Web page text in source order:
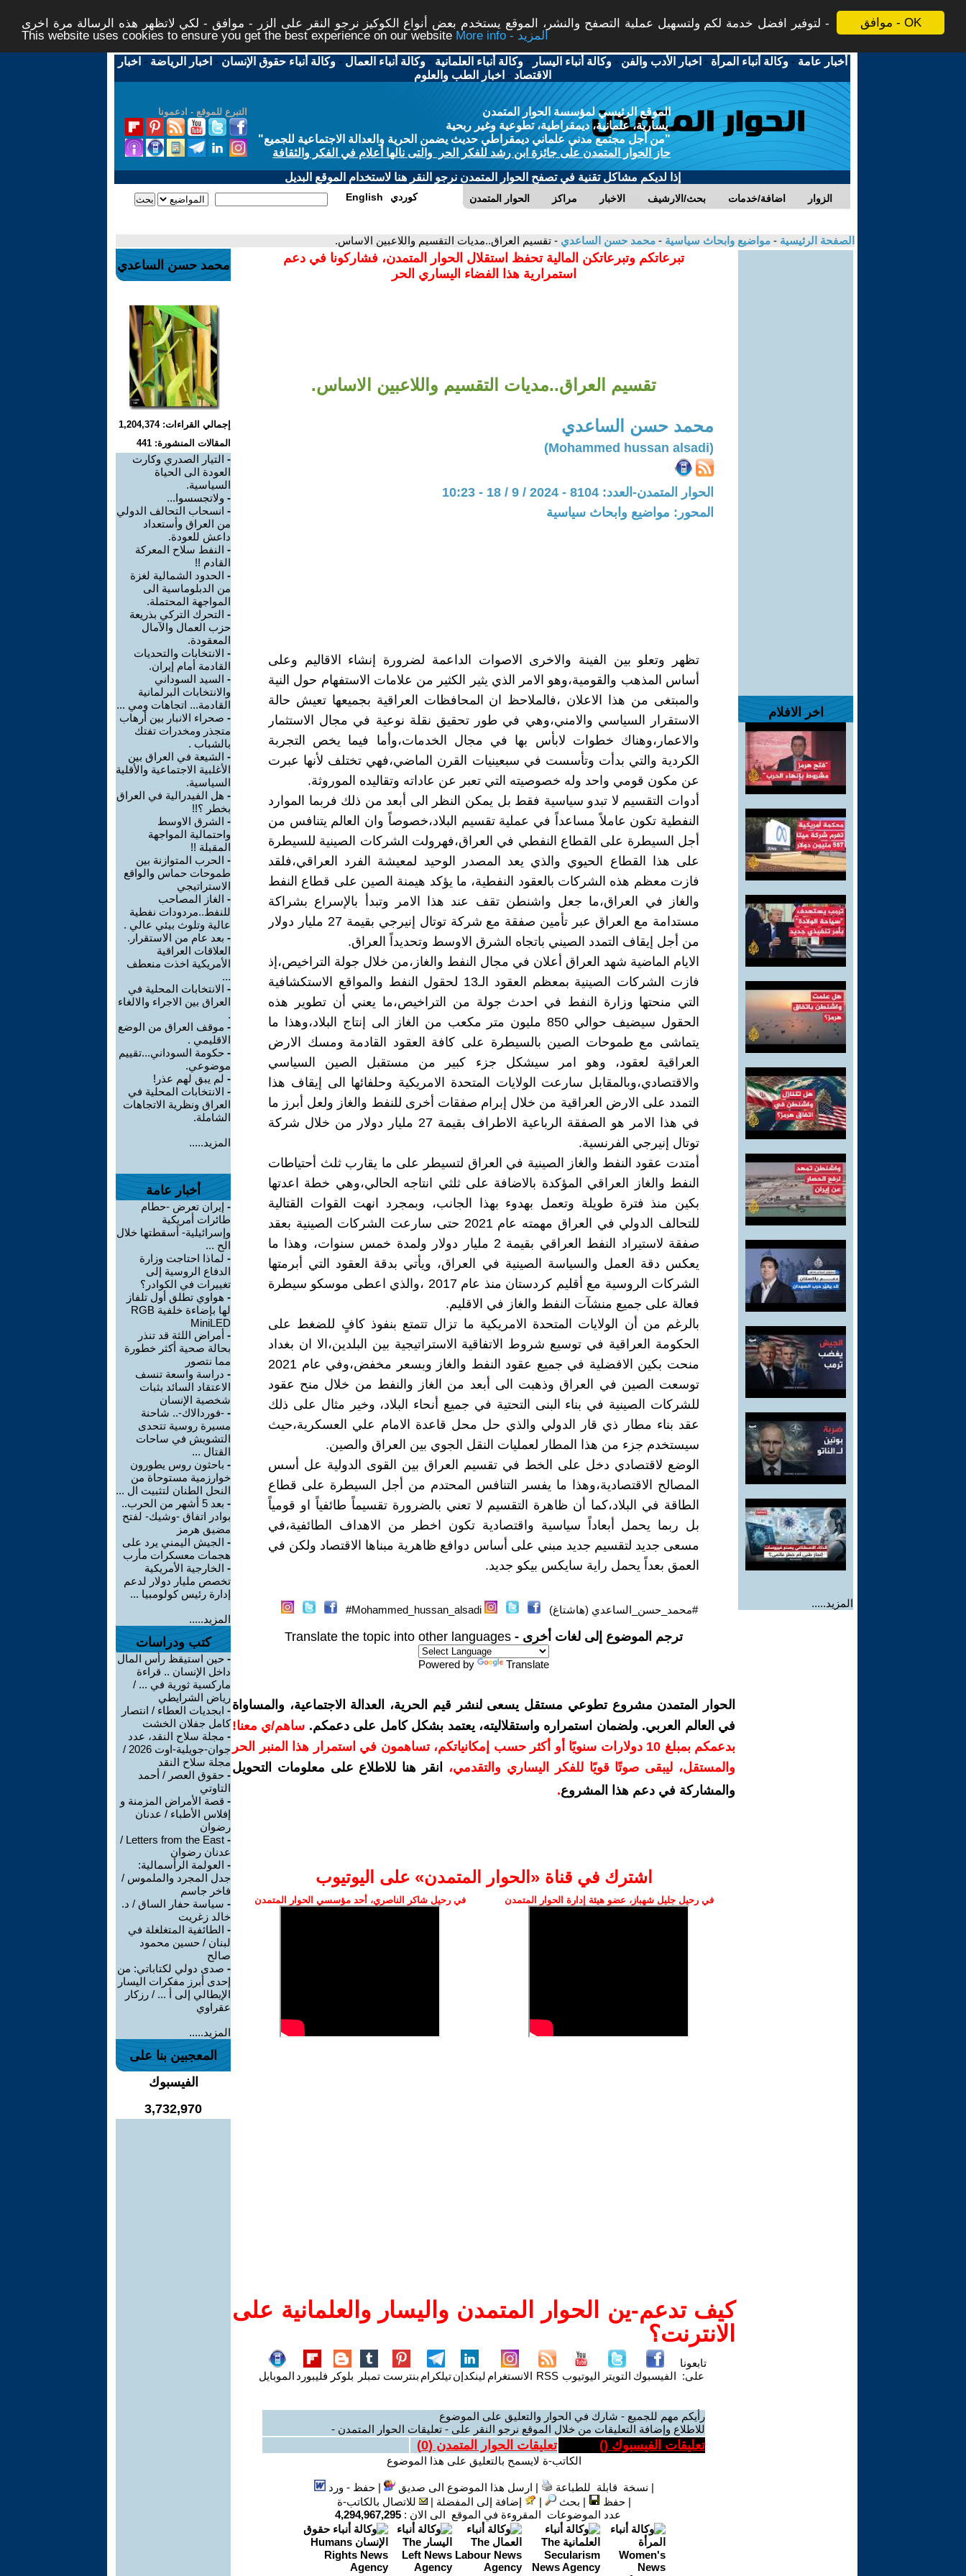
موافق - OK
لتوفير افضل خدمة لكم ولتسهيل عملية التصفح والنشر، الموقع يستخدم بعض أنواع الكوكيز نرجو النقر على الزر - موافق - لكي لاتظهر هذه الرسالة مرة اخرى -
This website uses cookies to ensure you get the best experience on our website
More info - المزيد
أخبار عامة -وكالة أنباء المرأة - اخبار الأدب والفن -وكالة أنباء اليسار -وكالة أنباء العلمانية -وكالة أنباء العمال -وكالة أنباء حقوق الإنسان - اخبار الرياضة - اخبار
الاقتصاد - اخبار الطب والعلوم
التبرع للموقع - ادعمونا
الموقع الرئيسي لمؤسسة الحوار المتمدن
يسارية، علمانية، ديمقراطية، تطوعية وغير ربحية
"من أجل مجتمع مدني علماني ديمقراطي حديث يضمن الحرية والعدالة الاجتماعية للجميع"
حاز الحوار المتمدن على جائزة ابن رشد للفكر الحر والتى نالها أعلام في الفكر والثقافة
إذا لديكم مشاكل تقنية في تصفح الحوار المتمدن نرجو النقر هنا لاستخدام الموقع البديل
الحوار المتمدن مراكز الاخبار بحث/الارشيف اضافة/خدمات الزوار English كوردي
الصفحة الرئيسية - مواضيع وابحاث سياسية - محمد حسن الساعدي - تقسيم العراق..مديات التقسيم واللاعبين الاساس.
اخر الافلام
المزيد.....
تبرعاتكم وتبرعاتكن المالية تحفظ استقلال الحوار المتمدن، فشاركونا في دعم
استمرارية هذا الفضاء اليساري الحر
تقسيم العراق..مديات التقسيم واللاعبين الاساس.
محمد حسن الساعدي
(Mohammed hussan alsadi)
الحوار المتمدن-العدد: 8104 - 2024 / 9 / 18 - 10:23
المحور: مواضيع وابحاث سياسية
تظهر وتعلو بين الفينة والاخرى الاصوات الداعمة لضرورة إنشاء الاقاليم وعلى
أساس المذهب والقومية،وهو الامر الذي يثير الكثير من علامات الاستفهام حول النية
والمبتغى من هذا الاعلان ،فالملاحظ ان المحافظات العراقية بجميعها تعيش حالة
الاستقرار السياسي والامني،وهي في طور تحقيق نقلة نوعية في مجال الاستثمار
والاعمار،وهناك خطوات لابأس بها في مجال الخدمات،وأما فيما يخص التجربة
الكردية والتي بدأت وتأسست في سبعينيات القرن الماضي،فهي تختلف لأنها عبرت
عن مكون قومي واحد وله خصوصيته التي تعبر عن عاداته وتقاليده الموروثة.
أدوات التقسيم لا تبدو سياسية فقط بل يمكن النظر الى أبعد من ذلك فربما الموارد
النفطية تكون عاملاً مساعداً في عملية تقسيم البلاد،خصوصاً وان العالم يتنافس من
أجل السيطرة على القطاع النفطي في العراق،فهرولت الشركات الصينية للسيطرة
على هذا القطاع الحيوي والذي يعد المصدر الوحيد لمعيشة الفرد العراقي،فلقد
فازت معظم هذه الشركات بالعقود النفطية، ما يؤكد هيمنة الصين على قطاع النفط
والغاز في العراق،ما جعل واشنطن تقف عند هذا الامر وتبدأ بالإسراع بشراكة
مستدامة مع العراق عبر تأمين صفقة مع شركة توتال إنيرجي بقيمة 27 مليار دولار
من أجل إيقاف التمدد الصيني باتجاه الشرق الاوسط وتحديداً العراق.
الايام الماضية شهد العراق أعلان في مجال النفط والغاز،من خلال جولة التراخيص،إذ
فازت الشركات الصينية بمعظم العقود الـ13 لحقول النفط والمواقع الاستكشافية
التي منحتها وزارة النفط في احدث جولة من التراخيص،ما يعني أن تطوير هذه
الحقول سيضيف حوالي 850 مليون متر مكعب من الغاز الى إنتاج البلاد،وهذا ما
يتماشى مع طموحات الصين بالسيطرة على كافة العقود القادمة ومسك الارض
العراقية لعقود، وهو امر سيشكل جزء كبير من مستقبل الصين السياسي
والاقتصادي،وبالمقابل سارعت الولايات المتحدة الامريكية وحلفائها الى إيقاف هذا
التمدد على الارض العراقية من خلال إبرام صفقات أخرى للنفط والغاز ولعل أبرز ما
في هذا الامر هو الصفقة الرباعية الاطراف بقيمة 27 مليار دولار من خلال شركة
توتال إنيرجي الفرنسية.
أمتدت عقود النفط والغاز الصينية في العراق لتسيطر على ما يقارب ثلث أحتياطات
النفط والغاز العراقي المؤكدة بالاضافة على ثلثي انتاجه الحالي،وهي خطة اعدتها
بكين منذ فترة طويلة وتعمل بهدوء بهذا الجانب، وبمجرد انهت القوات القتالية
للتحالف الدولي في العراق مهمته عام 2021 حتى سارعت الشركات الصينية بعقد
صفقة لاستيراد النفط العراقي بقيمة 2 مليار دولار ولمدة خمس سنوات، وهذا ما
يعكس دقة العمل والسياسة الصينية في العراق، ويأتي بدقة العقود التي أبرمتها
الشركات الروسية مع أقليم كردستان منذ عام 2017 ،والذي اعطى موسكو سيطرة
فعالة على جميع منشآت النفط والغاز في الاقليم.
بالرغم من أن الولايات المتحدة الامريكية ما تزال تتمتع بنفوذ كافٍ للضغط على
الحكومة العراقية في توسيع شروط الاتفاقية الاستراتيجية بين البلدين،الا ان بغداد
منحت بكين الافضلية في جميع عقود النفط والغاز وبسعر مخفض،وفي عام 2021
توسعت الصين في العراق وذهبت الى أبعد من الغاز والنفط من خلال منح عقود
للشركات الصينية في بناء البنى التحتية في جميع أنحاء البلاد، وخير مثال على ذلك
عقد بناء مطار ذي قار الدولي والذي حل محل قاعدة الامام علي العسكرية،حيث
سيستخدم جزء من هذا المطار لعمليات النقل الجوي بين العراق والصين.
الوضع لاقتصادي دخل على الخط في تقسيم العراق بين القوى الدولية عل أسس
المصالح الاقتصادية،وهذا ما يفسر التنافس المحتدم من أجل السيطرة على قطاع
الطاقة في البلاد،كما أن ظاهرة التقسيم لا تعني بالضرورة تقسيماً طائفياً او قومياً
بل ربما يحمل أبعاداً سياسية واقتصادية تكون اخطر من الاهداف الطائفية،في
مسعى جديد لتقسيم جديد مبني على أساس دوافع ظاهرية مبناها الاقتصاد ولكن في
العمق بعداً يحمل راية سايكس بيكو جديد.
#محمد_حسن_الساعدي (هاشتاغ) Mohammed_hussan_alsadi#
ترجم الموضوع إلى لغات أخرى - Translate the topic into other languages
Powered by Translate
الحوار المتمدن مشروع تطوعي مستقل يسعى لنشر قيم الحرية، العدالة الاجتماعية، والمساواة
في العالم العربي. ولضمان استمراره واستقلاليته، يعتمد بشكل كامل على دعمكم. ساهم/ي معنا!
بدعمكم بمبلغ 10 دولارات سنويًا أو أكثر حسب إمكانياتكم، تساهمون في استمرار هذا المنبر الحر
والمستقل، ليبقى صوتًا قويًا للفكر اليساري والتقدمي،
انقر هنا للاطلاع على معلومات التحويل
والمشاركة في دعم هذا المشروع.
اشترك في قناة ‫«الحوار المتمدن» على اليوتيوب
في رحيل جليل شهباز، عضو هيئة إدارة الحوار المتمدن في رحيل شاكر الناصري، أحد مؤسسي الحوار المتمدن
كيف تدعم-ين الحوار المتمدن واليسار والعلمانية على
الانترنت؟
تابعونا
على: الفيسبوك التويتر اليوتيوب RSS الانستغرام لينكدإنتيلكرام بنترست تمبلر بلوكر فليبورد الموبايل
رأيكم مهم للجميع - شارك في الحوار والتعليق على الموضوع
للاطلاع وإضافة التعليقات من خلال الموقع نرجو النقر على - تعليقات الحوار المتمدن -
تعليقات الفيسبوك () تعليقات الحوار المتمدن (0
)
الكاتب-ة لايسمح بالتعليق على هذا الموضوع
| نسخة قابلة للطباعة | ارسل هذا الموضوع الى صديق |حفظ - ورد
|حفظ | بحث | إضافة إلى المفضلة |
للاتصال بالكاتب-ة
عدد الموضوعات المقروءة في الموقع الى الان : 4,294,967,295
محمد حسن الساعدي
إجمالي القراءات: 1,204,374
المقالات المنشورة: 441
- التيار الصدري وكارت
العودة الى الحياة
السياسية.
- ولاتجسسوا...
- انسحاب التحالف الدولي
من العراق وأستعداد
داعش للعودة.
- النفط سلاح المعركة
القادم !!
- الحدود الشمالية لغزة
من الدبلوماسية الى
المواجهة المحتملة.
- التحرك التركي بذريعة
حزب العمال والآمال
المعقودة.
- الانتخابات والتحديات
القادمة أمام إيران.
- السيد السوداني
والانتخابات البرلمانية
القادمة... اتجاهات ومي ...
- صحراء الانبار بين أرهاب
متجذر ومخدرات تفتك
بالشباب .
- ‏الشيعة في العراق بين
الأغلبية الاجتماعية والأقلية
السياسية.
- هل الفيدرالية في العراق
بخطر ؟!!
- الشرق الاوسط
واحتمالية المواجهة
المقبلة !!
- ‏الحرب المتوازنة بين
طموحات حماس والواقع
الاستراتيجي
- الغاز المصاحب
للنفط..مردودات نفطية
عالية وتلوث بيئي عالي .
- بعد عام من الاستقرار.
العلاقات العراقية
الأمريكية اخذت منعطف
...
- الانتخابات المحلية في
العراق بين الاجراء والالغاء
.
- موقف العراق من الوضع
الاقليمي .
- حكومة السوداني...تقييم
موضوعي.
- لم يبق لهم عذر!
- الانتخابات المحلية في
العراق ونظرية الاتجاهات
الشاملة.
المزيد.....
أخبار عامة
- إيران تعرض -حطام
طائرات أمريكية
وإسرائيلية- أسقطتها خلال
الح ...
- لماذا احتاجت وزارة
الدفاع الروسية إلى
تغييرات في الكوادر؟
- هواوي تطلق أول تلفاز
لها بإضاءة خلفية RGB
MiniLED
- أمراض اللثة قد تنذر
بحالة صحية أكثر خطورة
مما نتصور
- دراسة واسعة تنسف
الاعتقاد السائد بثبات
شخصية الإنسان
- -فوردالاك-.. شاحنة
مسيرة روسية تتحدى
التشويش في ساحات
القتال ...
- باحثون روس يطورون
خوارزمية مستوحاة من
النحل الطنان لتثبيت ال ...
-
بعد 5 أشهر من الحرب..
بوادر اتفاق -وشيك- لفتح
مضيق هرمز
- الجيش اليمني يرد على
هجمات معسكرات مأرب
- الخارجية الأمريكية
تخصص مليار دولار لدعم
إدارة رئيس كولومبيا ...
المزيد.....
كتب ودراسات
- حين استيقظ رأس المال
داخل الإنسان .. قراءة
ماركسية ثورية في ... /
رياض الشرايطي
- ابجديات العطاء / انتصار
كامل جفلان الخشت
- مجلة سلاح النقد، عدد
جوان-جويلية-اوت 2026 /
مجلة سلاح النقد
- حقوق العصر / أحمد
التاوتي
- قصة الأمراض المزمنة و
إفلاس الأطباء / عدنان
رضوان
-
Letters from the East /
عدنان رضوان
- العولمة الرأسمالية:
جدل المجرد والملموس /
فاخر جاسم
- سياسة حفار الساق / د.
خالد زغريت
- الطائفية المتغلغلة في
لبنان / حسين محمود
صالح
- صدى دولي لكتاباتي: من
إحدى أبرز مفكرات اليسار
الإيطالي إلى أ ... / رزكار
عقراوي
المزيد.....
المعجبين بنا على
الفيسبوك
3,732,970